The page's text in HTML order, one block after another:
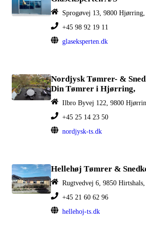
Sprogøvej 13, 9800
+45 98 92 19 11
glaseksperten.dk
Nordjysk Tømrer- &
Din Tømrer i Hjørring,
Ilbro Byvej 122, 9800
+45 25 14 23 50
nordjysk-ts.dk
Hellehøj Tømrer &
Rugtvedvej 6, 9850
+45 21 60 62 96
hellehoj-ts.dk